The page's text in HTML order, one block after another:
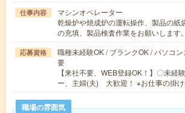
仕事内容
マシンオペレーター
乾燥炉や焼成炉の運転操作、製品の紙
の充填、製品検査作業をお願いしま
応募資格
職種未経験OK / ブランクOK / パソコ
要
【来社不要、WEB登録OK！】〇未経
ー、主婦(夫) 大歓迎！ ※お仕事の掛
職場の雰囲気